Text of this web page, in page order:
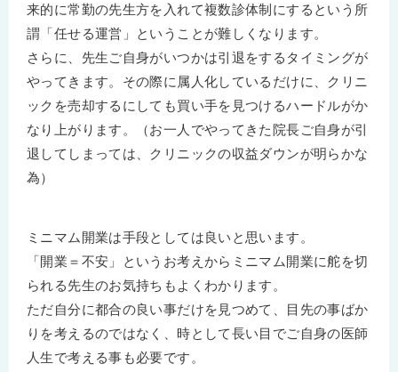
来的に常勤の先生方を入れて複数診体制にするという所
謂「任せる運営」ということが難しくなります。
さらに、先生ご自身がいつかは引退をするタイミングが
やってきます。その際に属人化しているだけに、クリニ
ックを売却するにしても買い手を見つけるハードルがか
なり上がります。（お一人でやってきた院長ご自身が引
退してしまっては、クリニックの収益ダウンが明らかな
為）
ミニマム開業は手段としては良いと思います。
「開業＝不安」というお考えからミニマム開業に舵を切
られる先生のお気持ちもよくわかります。
ただ自分に都合の良い事だけを見つめて、目先の事ばか
りを考えるのではなく、時として長い目でご自身の医師
人生で考える事も必要です。